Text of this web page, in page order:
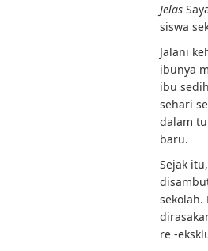
Jelas
siswa
Jalani
ibunya
ibu
sehari
dalam
baru.
Sejak
re -